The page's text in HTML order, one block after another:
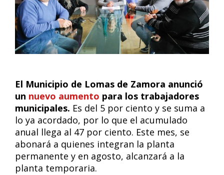
El Municipio de Lomas de Zamora anunció
un nuevo aumento para los trabajadores
municipales. Es del 5 por ciento y se suma a
lo ya acordado, por lo que el acumulado
anual llega al 47 por ciento. Este mes, se
abonará a quienes integran la planta
permanente y en agosto, alcanzará a la
planta temporaria.